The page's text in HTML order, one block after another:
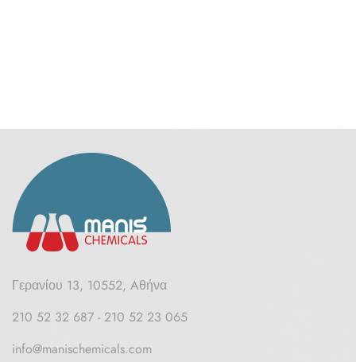
Γερανίου 13, 10552, Aθήνα
210 52 32 687 - 210 52 23 065
info@manischemicals.com